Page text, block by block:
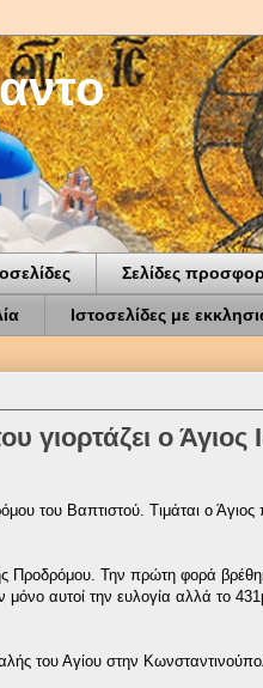
Σελίδες
Ιστοσελίδες με
γιορτάζει ο Άγιος
του Βαπτιστού. Τιμάται ο Άγιος
Προδρόμου. Την πρώτη φορά
αυτοί την ευλογία αλλά το
του Αγίου στην